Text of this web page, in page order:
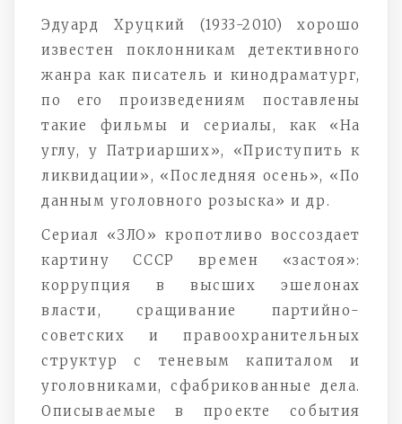
Эдуард Хруцкий (1933-2010) хорошо
известен поклонникам детективного
жанра как писатель и кинодраматург,
по его произведениям поставлены
такие фильмы и сериалы, как «На
углу, у Патриарших», «Приступить к
ликвидации», «Последняя осень», «По
данным уголовного розыска» и др.
Сериал «ЗЛО» кропотливо воссоздает
картину СССР времен «застоя»:
коррупция в высших эшелонах
власти, сращивание партийно-
советских и правоохранительных
структур с теневым капиталом и
уголовниками, сфабрикованные дела.
Описываемые в проекте события